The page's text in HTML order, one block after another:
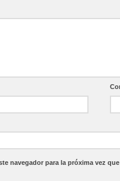
navegador para la próxima vez